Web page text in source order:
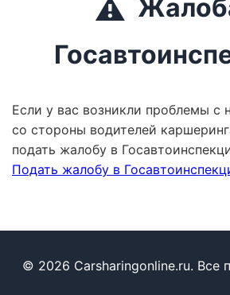
⚠️
Если у вас возникли проблемы
со стороны водителей
подать жалобу в
Подать жалобу в
© 2026 Carsharingonline.ru. Все